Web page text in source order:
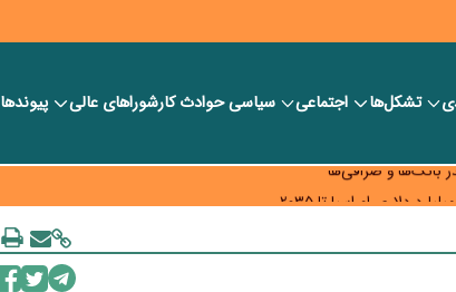
تشکل‌ها اجتماعی سیاسیحوادث کارشورا‎های عالی پیوندها
سیاست‌های مالیاتی در حمایت از تولید